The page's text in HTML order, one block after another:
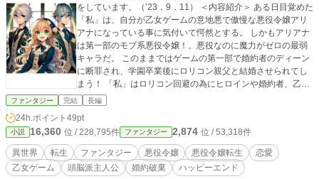
をしています。（’23．9．11） ＜内容紹介＞ ある日目覚めた
「私」は、自分が乙女ゲームの意地悪で傲慢な悪役令嬢アリ
アナになっている事に気付いて愕然とする。 しかもアリアナ
は第一部のモブ系悪役令嬢！。悪役なのに魔力がゼロの最弱
キャラだ。 このままではゲームの第一部で婚約者のディーン
に断罪され、学園卒業後にロリコン親父と結婚させられてし
まう！ 「私」はロリコン回避の為にヒロインや婚約者、乙女
ゲームの他の攻略対象と関わらないようにするが、なぜかう
あり、先が読めない事ばかり。 意地悪で傲慢な悪役令嬢か
ら、お人よしで要領の悪い公爵令嬢になったアリアナは、頭
脳だけを武器にロリコンから逃げる為に奮闘する。 だけど、
アリアナの身体の中にはゲームの知識を持つ「私」以外に本
物の「アリアナ」が存在するみたい。 さらに自分と同じ世界
ファンタジー 完結 長編
24h.ポイント 49pt
小説 16,360 位 / 228,795件 ファンタジー 2,874 位 / 53,318件
異世界 転生 ファンタジー 悪役令嬢 悪役令嬢転生
恋愛
乙女ゲーム
頭脳派主人公 婚約破棄 ハッピーエンド